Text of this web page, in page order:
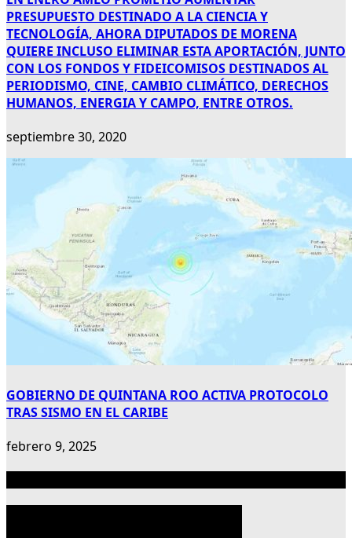
PRESUPUESTO DESTINADO A LA CIENCIA Y
TECNOLOGÍA, AHORA DIPUTADOS DE MORENA
QUIERE INCLUSO ELIMINAR ESTA APORTACIÓN, JUNTO
CON LOS FONDOS Y FIDEICOMISOS DESTINADOS AL
PERIODISMO, CINE, CAMBIO CLIMÁTICO, DERECHOS
HUMANOS, ENERGIA Y CAMPO, ENTRE OTROS.
septiembre 30, 2020
GOBIERNO DE QUINTANA ROO ACTIVA PROTOCOLO
TRAS SISMO EN EL CARIBE
febrero 9, 2025